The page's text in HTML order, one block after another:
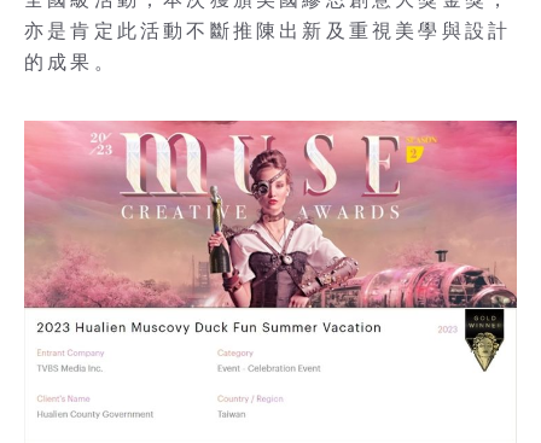
亦是肯定此活動不斷推陳出新及重視美學與設計
的成果。